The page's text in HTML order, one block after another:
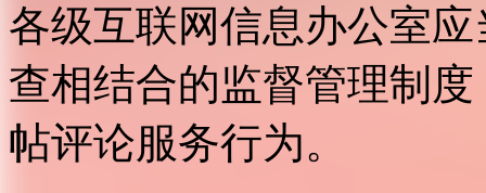
各级互联网信息办公室
查相结合的监督管理制
帖评论服务行为。